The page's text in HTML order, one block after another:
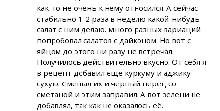
как-то не очень к нему относился. А сейчас
стабильно 1-2 раза в неделю какой-нибудь
салат с ним делаю. Много разных вариаций
попробовал салатов с дайконом. Но вот с
яйцом до этого ни разу не встречал.
Получилось действительно вкусно. От себя я
в рецепт добавил ещё куркуму и аджику
сухую. Смешал их и чёрный перец со
сметаной и этим заправил. А вот зелени не
добавлял, так как не оказалось её.